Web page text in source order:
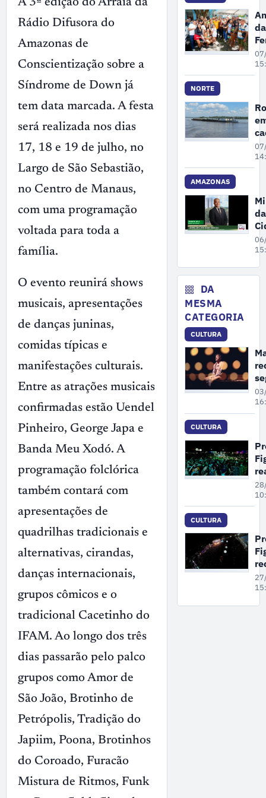
A 3ª edição do Arraiá da
Rádio Difusora do
Amazonas de
Conscientização sobre a
Síndrome de Down já
tem data marcada. A festa
será realizada nos dias
17, 18 e 19 de julho, no
Largo de São Sebastião,
no Centro de Manaus,
com uma programação
voltada para toda a
família.
O evento reunirá shows
musicais, apresentações
de danças juninas,
comidas típicas e
manifestações culturais.
Entre as atrações musicais
confirmadas estão Uendel
Pinheiro, George Japa e
Banda Meu Xodó. A
programação folclórica
também contará com
apresentações de
quadrilhas tradicionais e
alternativas, cirandas,
danças internacionais,
grupos cômicos e o
tradicional Cacetinho do
IFAM. Ao longo dos três
dias passarão pelo palco
grupos como Amor de
São João, Brotinho de
Petrópolis, Tradição do
Japiim, Poona, Brotinhos
do Coroado, Furacão
Mistura de Ritmos, Funk
da
NORTE
AMAZONAS
DA
MESMA
CATEGORIA
CULTURA
CULTURA
CULTURA
do